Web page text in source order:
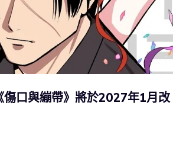
口與繃帶》將於2027年1月改